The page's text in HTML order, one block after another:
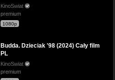
KinoSwiat
premium
1080p
Budda. Dzieciak '98 (2024) Cały film
PL
KinoSwiat
premium